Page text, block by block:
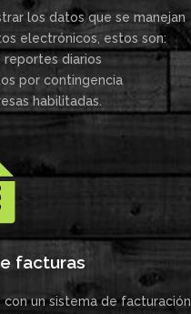
los datos que se manejan
electrónicos, estos son:
reportes diarios
por contingencia
habilitadas.
facturas
un sistema de facturación